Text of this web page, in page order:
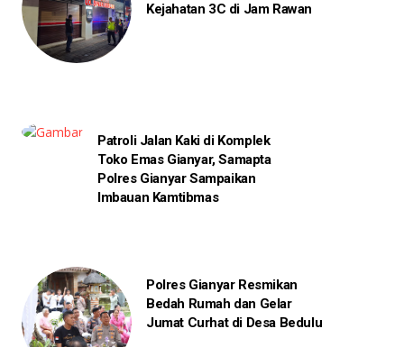
Kejahatan 3C di Jam Rawan
Patroli Jalan Kaki di Komplek
Toko Emas Gianyar, Samapta
Polres Gianyar Sampaikan
Imbauan Kamtibmas
Polres Gianyar Resmikan
Bedah Rumah dan Gelar
Jumat Curhat di Desa Bedulu